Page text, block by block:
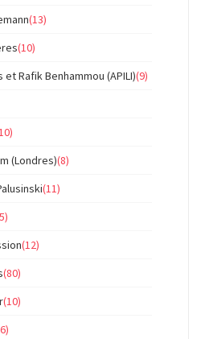
(13)
(10)
et Rafik Benhammou (APILI)(9)
(Londres)(8)
(11)
(12)
(80)
(10)